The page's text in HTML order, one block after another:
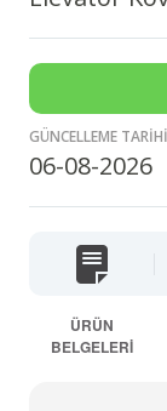
GÜNCELLEME TARİHİ
06-08-2026
ÜRÜN
BELGELERİ